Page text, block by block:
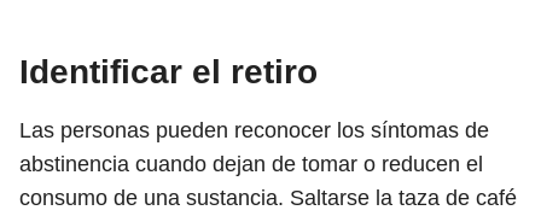
Identificar el retiro
Las personas pueden reconocer los síntomas de
abstinencia cuando dejan de tomar o reducen el
consumo de una sustancia. Saltarse la taza de café